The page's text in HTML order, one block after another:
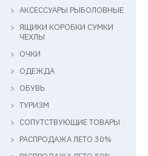
АКСЕССУАРЫ РЫБОЛОВНЫЕ
ЯЩИКИ КОРОБКИ СУМКИ
ЧЕХЛЫ
ОЧКИ
ОДЕЖДА
ОБУВЬ
ТУРИЗМ
СОПУТСТВУЮЩИЕ ТОВАРЫ
РАСПРОДАЖА ЛЕТО 30%